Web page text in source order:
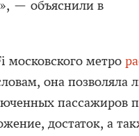
— объяснили в
московского метро
она позволяла
пассажиров
достаток, а